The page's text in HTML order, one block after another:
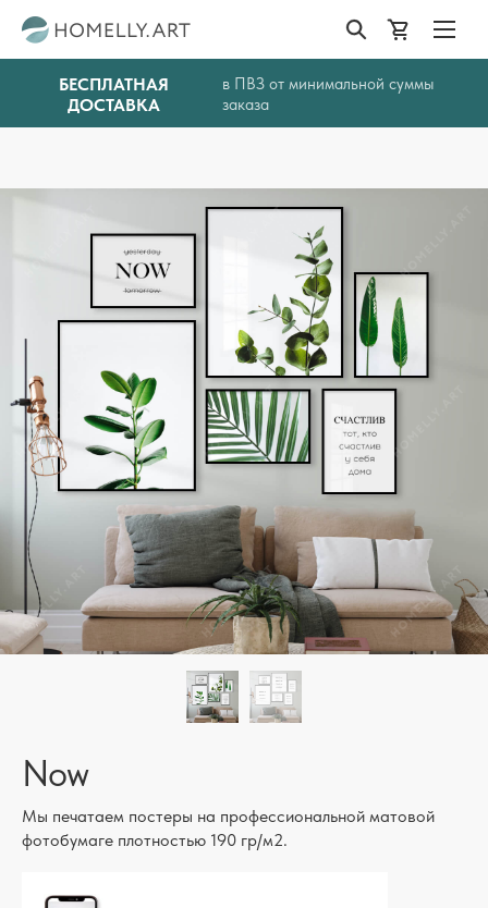
БЕСПЛАТНАЯ
ДОСТАВКА
в ПВЗ от минимальной суммы
заказа
Now
Мы печатаем постеры на профессиональной матовой
фотобумаге плотностью 190 гр/м2.